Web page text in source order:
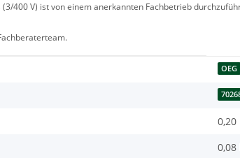
400 V) ist von einem anerkannten Fachbetrieb
OEG
0,20
0,08